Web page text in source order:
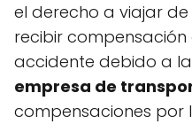
el derecho a viajar
recibir
accidente debido a la
empresa de
compensaciones por